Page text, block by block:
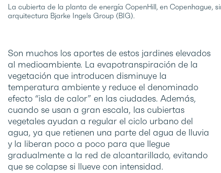
La cubierta de la planta de energía CopenHill, en Copenhague,
arquitectura Bjarke Ingels Group (BIG).
Son muchos los aportes de estos jardines elevados
al medioambiente. La evapotranspiración de la
vegetación que introducen disminuye la
temperatura ambiente y reduce el denominado
efecto “isla de calor” en las ciudades. Además,
cuando se usan a gran escala, las cubiertas
vegetales ayudan a regular el ciclo urbano del
agua, ya que retienen una parte del agua de lluvia
y la liberan poco a poco para que llegue
gradualmente a la red de alcantarillado, evitando
que se colapse si llueve con intensidad.